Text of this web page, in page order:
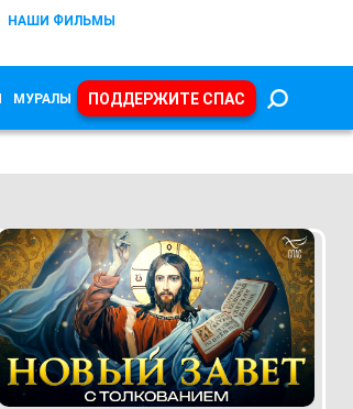
НАШИ ФИЛЬМЫ
МУРАЛЫ ПОДДЕРЖИТЕ СПАС